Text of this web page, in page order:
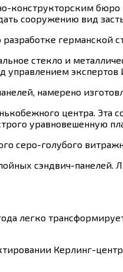
конструкторским бюро
сооружению вид
германской
стекло и
экспертов
намерено
центра. Эта
серо-голубого
сэндвич-панелей.
легко
Керлинг-